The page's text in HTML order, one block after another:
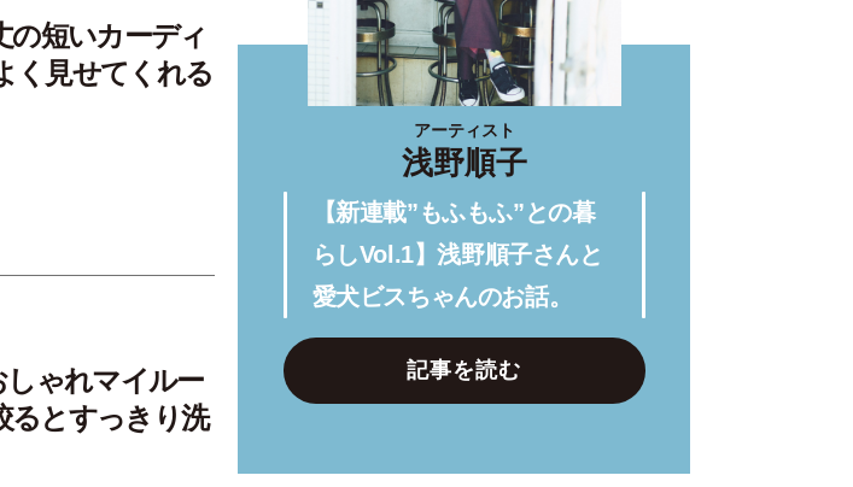
の短いカーディ
く見せてくれる
しゃれマイルー
るとすっきり洗
アーティスト
浅野順子
【新連載”もふもふ”との暮
らしVol.1】浅野順子さんと
愛犬ビスちゃんのお話。
記事を読む